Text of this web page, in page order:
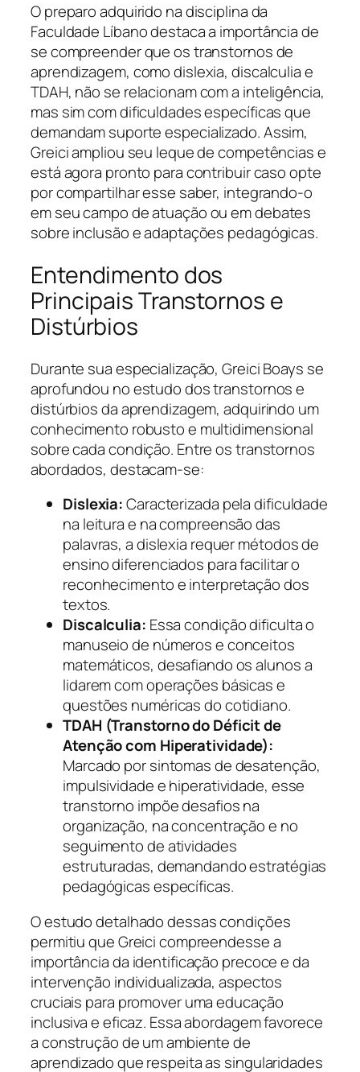
O preparo adquirido na disciplina da
Faculdade Líbano destaca a importância de
se compreender que os transtornos de
aprendizagem, como dislexia, discalculia e
TDAH, não se relacionam com a inteligência,
mas sim com dificuldades específicas que
demandam suporte especializado. Assim,
Greici ampliou seu leque de competências e
está agora pronto para contribuir caso opte
por compartilhar esse saber, integrando-o
em seu campo de atuação ou em debates
sobre inclusão e adaptações pedagógicas.
Entendimento dos
Principais Transtornos e
Distúrbios
Durante sua especialização, Greici Boays se
aprofundou no estudo dos transtornos e
distúrbios da aprendizagem, adquirindo um
conhecimento robusto e multidimensional
sobre cada condição. Entre os transtornos
abordados, destacam-se:
Dislexia:Caracterizada pela dificuldade
na leitura e na compreensão das
palavras, a dislexia requer métodos de
ensino diferenciados para facilitar o
reconhecimento e interpretação dos
textos.
Discalculia: Essa condição dificulta o
manuseio de números e conceitos
matemáticos, desafiando os alunos a
lidarem com operações básicas e
questões numéricas do cotidiano.
TDAH (Transtorno do Déficit de
Atenção com Hiperatividade):
Marcado por sintomas de desatenção,
impulsividade e hiperatividade, esse
transtorno impõe desafios na
organização, na concentração e no
seguimento de atividades
estruturadas, demandando estratégias
pedagógicas específicas.
O estudo detalhado dessas condições
permitiu que Greici compreendesse a
importância da identificação precoce e da
intervenção individualizada, aspectos
cruciais para promover uma educação
inclusiva e eficaz. Essa abordagem favorece
a construção de um ambiente de
aprendizado que respeita as singularidades